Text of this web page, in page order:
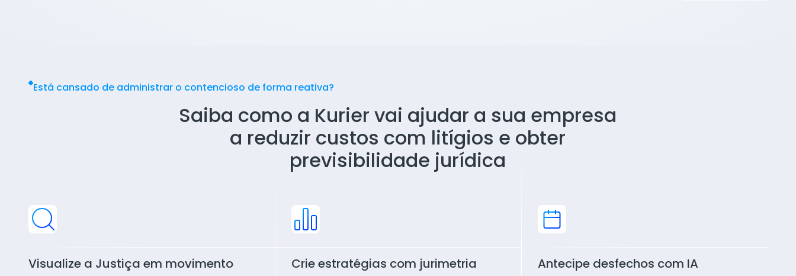
Está cansado de administrar o contencioso de forma reativa?
Saiba como a Kurier vai ajudar a sua empresa
a reduzir custos com litígios e obter
previsibilidade jurídica
Visualize a Justiça em movimento Crie estratégias com jurimetria Antecipe desfechos com IA